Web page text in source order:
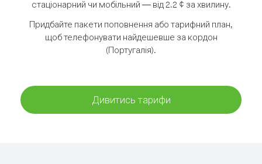
стаціонарний чи мобільний — від 2.2 ¢ за хвилину.
Придбайте пакети поповнення або тарифний план,
щоб телефонувати найдешевше за кордон
(Португалія).
Дивитись тарифи